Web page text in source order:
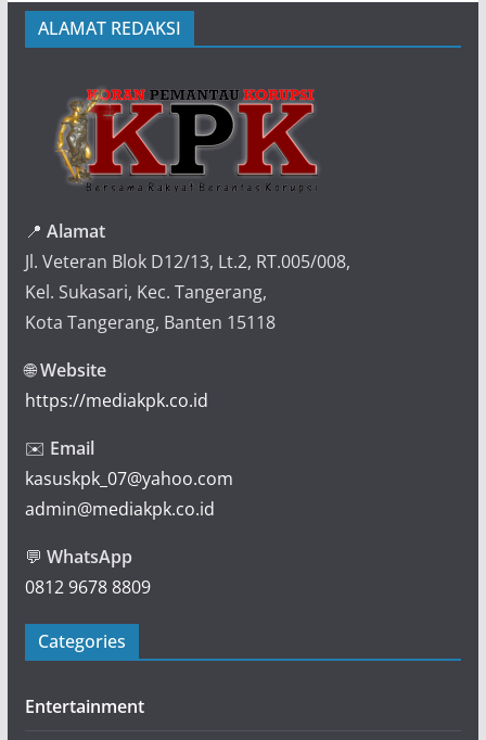
ALAMAT REDAKSI
📍 Alamat
Jl. Veteran Blok D12/13, Lt.2, RT.005/008,
Kel. Sukasari, Kec. Tangerang,
Kota Tangerang, Banten 15118
🌐Website
https://mediakpk.co.id
✉️ Email
kasuskpk_07@yahoo.com
admin@mediakpk.co.id
💬 WhatsApp
0812 9678 8809
Categories
Entertainment